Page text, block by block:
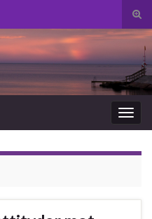
Slå
på/
Slå
på/av